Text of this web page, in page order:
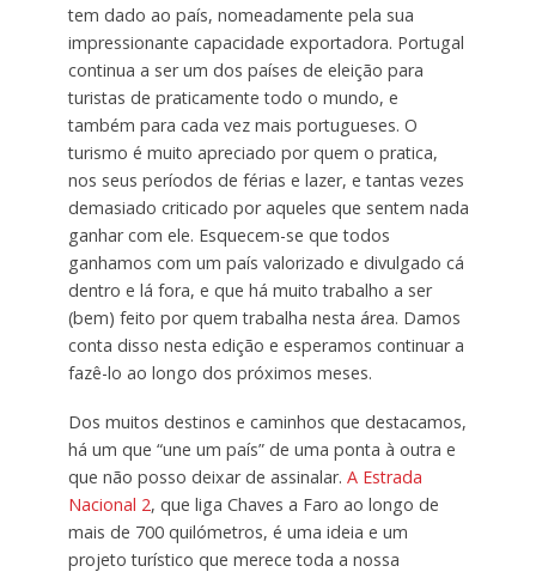
tem dado ao país, nomeadamente pela sua
impressionante capacidade exportadora. Portugal
continua a ser um dos países de eleição para
turistas de praticamente todo o mundo, e
também para cada vez mais portugueses. O
turismo é muito apreciado por quem o pratica,
nos seus períodos de férias e lazer, e tantas vezes
demasiado criticado por aqueles que sentem nada
ganhar com ele. Esquecem-se que todos
ganhamos com um país valorizado e divulgado cá
dentro e lá fora, e que há muito trabalho a ser
(bem) feito por quem trabalha nesta área. Damos
conta disso nesta edição e esperamos continuar a
fazê-lo ao longo dos próximos meses.
Dos muitos destinos e caminhos que destacamos,
há um que “une um país” de uma ponta à outra e
que não posso deixar de assinalar. A Estrada
Nacional 2, que liga Chaves a Faro ao longo de
mais de 700 quilómetros, é uma ideia e um
projeto turístico que merece toda a nossa